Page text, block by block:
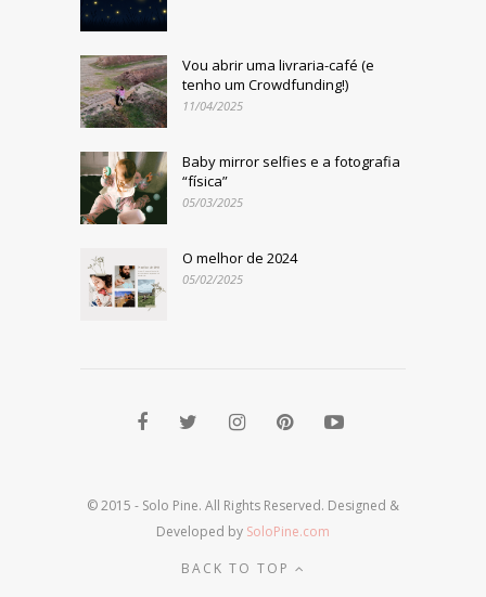
Vou abrir uma livraria-café (e
tenho um Crowdfunding!)
11/04/2025
Baby mirror selfies e a fotografia
“física”
05/03/2025
O melhor de 2024
05/02/2025
© 2015 - Solo Pine. All Rights Reserved. Designed &
Developed by SoloPine.com
BACK TO TOP